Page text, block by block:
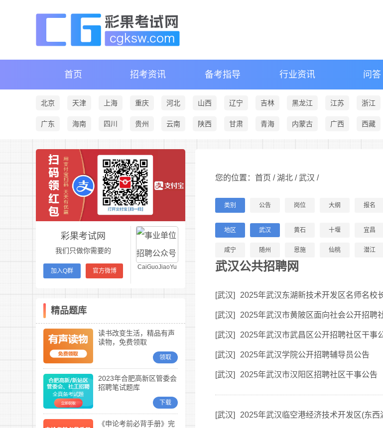
首页 招考资讯 备考指导 行业资讯 问答
北京 天津 上海 重庆 河北 山西 辽宁 吉林 黑龙江 江苏 浙江
广东 海南 四川 贵州 云南 陕西 甘肃 青海 内蒙古 广西 西藏
彩果考试网
我们只做你需要的
加入Q群 官方微博
CaiGuoJiaoYu
精品题库
读书改变生活，精品有声
读物，免费领取
领取
2023年合肥高新区管委会
招聘笔试题库
下载
《申论考前必背手册》完
您的位置：首页 / 湖北 /武汉 /
类别 公告 岗位 大纲 报名
地区 武汉 黄石 十堰 宜昌
咸宁 随州 恩施 仙桃 潜江
武汉公共招聘网
[武汉] 2025年武汉东湖新技术开发区名师名校
[武汉] 2025年武汉市黄陂区面向社会公开招聘
[武汉] 2025年武汉市武昌区公开招聘社区干事
[武汉] 2025年武汉学院公开招聘辅导员公告
[武汉] 2025年武汉市汉阳区招聘社区干事公告
[武汉] 2025年武汉临空港经济技术开发区(东